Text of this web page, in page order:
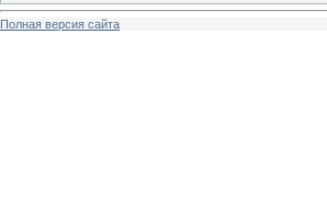
Полная версия сайта